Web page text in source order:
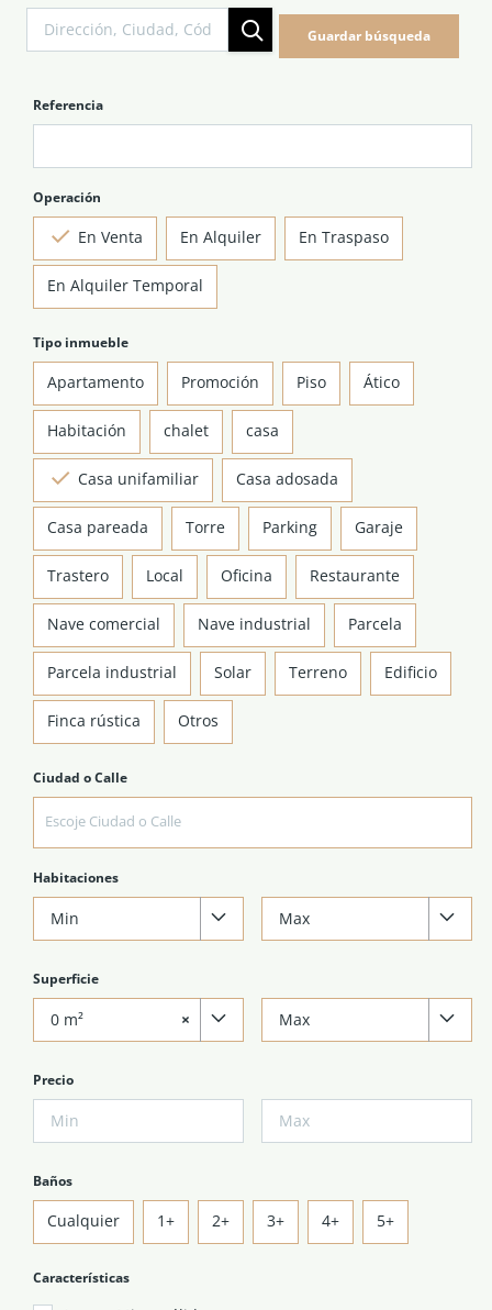
NOTICIAS Y BLOG
CONTACTO
PERFIL
Guardar búsqueda
Referencia
Operación
En Alquiler
En Alquiler Temporal
En Traspaso
En Venta
Tipo inmueble
Apartamento Ático
casa
Casa adosada
Casa pareada
Casa unifamiliar
chalet
Edificio
Finca rústica
Garaje
Habitación
Local
Nave comercial Nave industrial
Oficina
Otros
Parcela
Parcela industrial
Parking
Piso
Promoción
Restaurante
Solar Terreno
Torre
Trastero
Ciudad o Calle
Habitaciones
Min Max
Superficie
×
0 m² Max
Precio
Baños
Cualquier 1+ 2+ 3+ 4+ 5+
Características